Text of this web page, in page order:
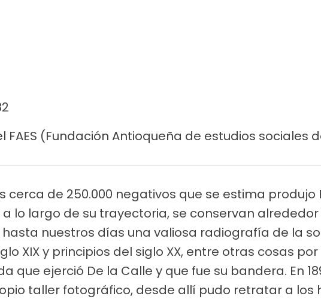
FAES (Fundación Antioqueña de estudios sociales
cerca de 250.000 negativos que se estima produjo
a lo largo de su trayectoria, se conservan alrededor
nuestros días una valiosa radiografía de la
XIX y principios del siglo XX, entre otras cosas
que ejerció De la Calle y que fue su bandera. En
taller fotográfico, desde allí pudo retratar a los